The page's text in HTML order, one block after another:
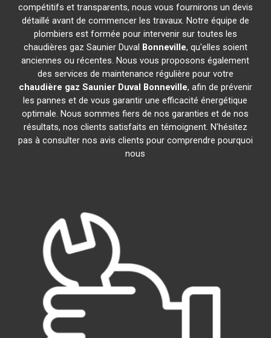
compétitifs et transparents, nous vous fournirons un devis
détaillé avant de commencer les travaux. Notre équipe de
plombiers est formée pour intervenir sur toutes les
chaudières gaz Saunier Duval Bonneville, qu'elles soient
anciennes ou récentes. Nous vous proposons également
des services de maintenance régulière pour votre
chaudière gaz Saunier Duval Bonneville, afin de prévenir
les pannes et de vous garantir une efficacité énergétique
optimale. Nous sommes fiers de nos garanties et de nos
résultats, nos clients satisfaits en témoignent. N'hésitez
pas à consulter nos avis clients pour comprendre pourquoi
nous